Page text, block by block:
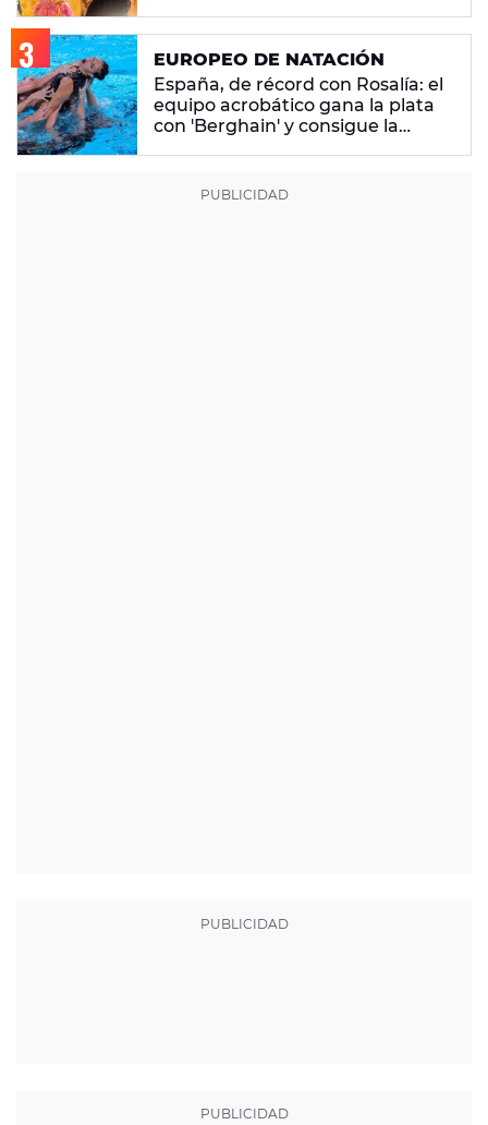
EUROPEO DE NATACIÓN
España, de récord con Rosalía: el
equipo acrobático gana la plata
con 'Berghain' y consigue la